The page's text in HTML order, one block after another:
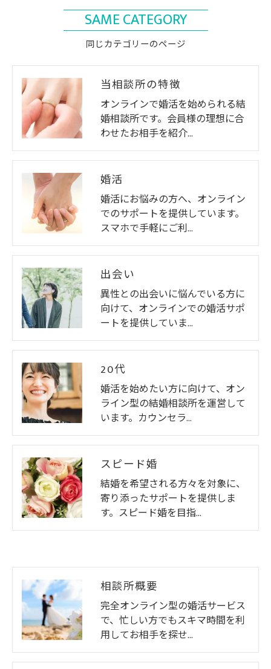
同じカテゴリーのページ
SAME CATEGORY
当相談所の特徴
オンラインで婚活を始められる結
婚相談所です。会員様の理想に合
わせたお相手を紹介…
婚活
婚活にお悩みの方へ、オンライン
でのサポートを提供しています。
スマホで手軽にご利…
出会い
異性との出会いに悩んでいる方に
向けて、オンラインでの婚活サポ
ートを提供していま…
20代
婚活を始めたい方に向けて、オン
ライン型の結婚相談所を運営して
います。カウンセラ…
スピード婚
結婚を希望される方々を対象に、
寄り添ったサポートを提供しま
す。スピード婚を目指…
相談所概要
完全オンライン型の婚活サービス
で、忙しい方でもスキマ時間を利
用してお相手を探せ…